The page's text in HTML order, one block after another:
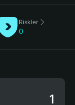
Riskler
0